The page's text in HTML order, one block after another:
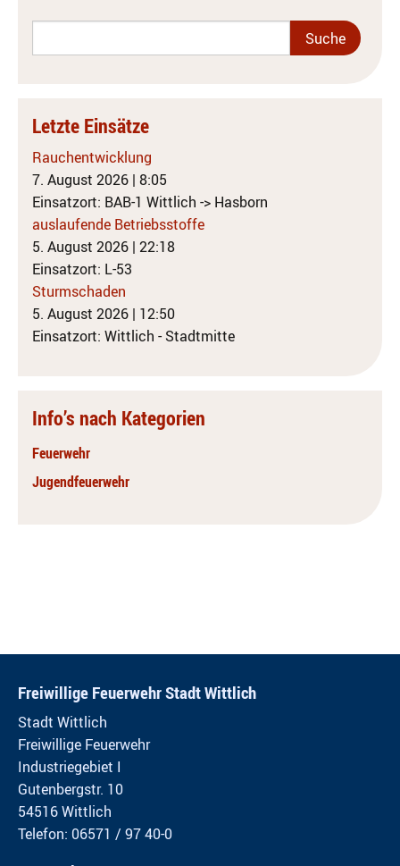
Letzte Einsätze
Rauchentwicklung
7. August 2026 | 8:05
Einsatzort: BAB-1 Wittlich -> Hasborn
auslaufende Betriebsstoffe
5. August 2026 | 22:18
Einsatzort: L-53
Sturmschaden
5. August 2026 | 12:50
Einsatzort: Wittlich - Stadtmitte
Info’s nach Kategorien
Feuerwehr
Jugendfeuerwehr
Freiwillige Feuerwehr Stadt Wittlich
Stadt Wittlich
Freiwillige Feuerwehr
Industriegebiet I
Gutenbergstr. 10
54516 Wittlich
Telefon: 06571 / 97 40-0